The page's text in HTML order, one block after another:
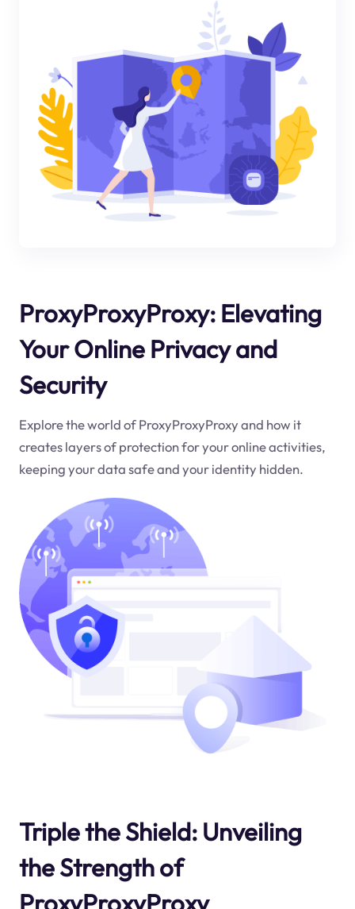
ProxyProxyProxy: Elevating
Your Online Privacy and
Security
Explore the world of ProxyProxyProxy and how it
creates layers of protection for your online activities,
keeping your data safe and your identity hidden.
Triple the Shield: Unveiling
the Strength of
ProxyProxyProxy